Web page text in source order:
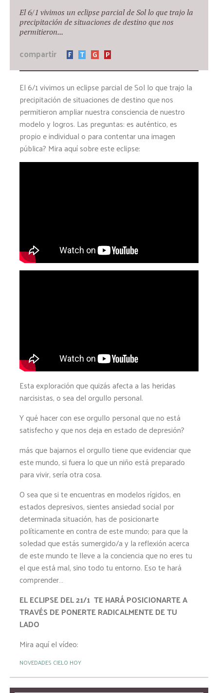
El 6/1 vivimos un eclipse parcial de Sol lo que trajo la
precipitación de situaciones de destino que nos
permitieron...
compartir F T G P
El 6/1 vivimos un eclipse parcial de Sol lo que trajo la
precipitación de situaciones de destino que nos
permitieron ampliar nuestra consciencia de nuestro
modelo y logros. Las preguntas: es auténtico, es
propio e individual o para contentar una imagen
pública? Mira aquí sobre este eclipse:
Esta exploración que quizás afecta a las heridas
narcisistas, o sea del orgullo personal.
Y qué hacer con ese orgullo personal que no está
satisfecho y que nos deja en estado de depresión?
más que bajarnos el orgullo tiene que evidenciar que
este mundo, si fuera lo que un niño está preparado
para vivir, sería otra cosa.
O sea que si te encuentras en modelos rígidos, en
estados depresivos, sientes ansiedad social por
determinada situación, has de posicionarte
políticamente en contra de este mundo; para que la
soledad que estás sumergido/a y la reflexión acerca
de este mundo te lleve a la conciencia que no eres tu
el que está mal, sino todo tu entorno. Eso te hará
comprender…
EL ECLIPSE DEL 21/1 TE HARÁ POSICIONARTE A
TRAVÉS DE PONERTE RADICALMENTE DE TU
LADO
Mira aquí el vídeo:
NOVEDADES CIELO HOY